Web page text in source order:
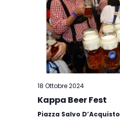
18 Ottobre 2024
Kappa Beer Fest
Piazza Salvo D’Acquisto